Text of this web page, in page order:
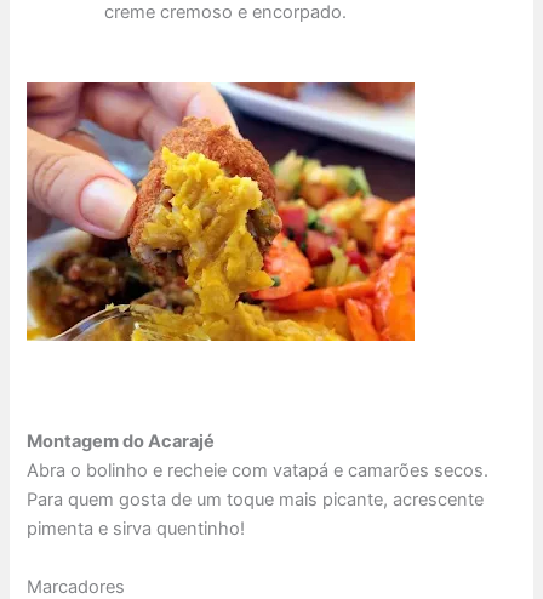
creme cremoso e encorpado.
Montagem do Acarajé
Abra o bolinho e recheie com vatapá e camarões secos.
Para quem gosta de um toque mais picante, acrescente
pimenta e sirva quentinho!
Marcadores